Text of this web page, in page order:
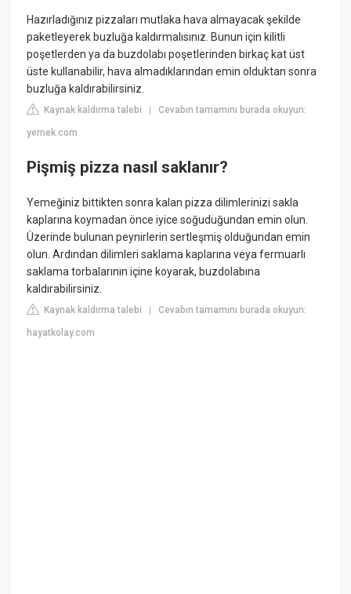
Hazırladığınız pizzaları mutlaka hava almayacak şekilde
paketleyerek buzluğa kaldırmalısınız. Bunun için kilitli
poşetlerden ya da buzdolabı poşetlerinden birkaç kat üst
üste kullanabilir, hava almadıklarından emin olduktan sonra
buzluğa kaldırabilirsiniz.
Kaynak kaldırma talebi |Cevabın tamamını burada okuyun:
yemek.com
Pişmiş pizza nasıl saklanır?
Yemeğiniz bittikten sonra kalan pizza dilimlerinizi sakla
kaplarına koymadan önce iyice soğuduğundan emin olun.
Üzerinde bulunan peynirlerin sertleşmiş olduğundan emin
olun. Ardından dilimleri saklama kaplarına veya fermuarlı
saklama torbalarının içine koyarak, buzdolabına
kaldırabilirsiniz.
Kaynak kaldırma talebi |Cevabın tamamını burada okuyun:
hayatkolay.com